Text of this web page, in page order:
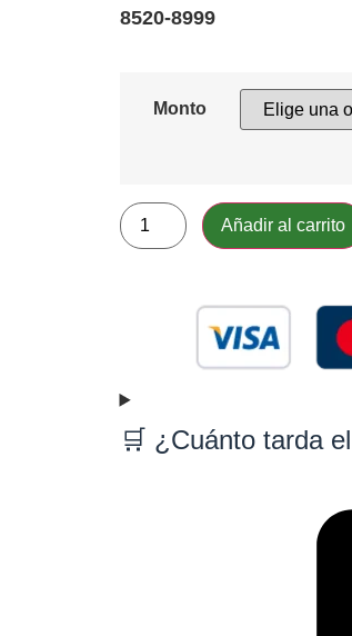
8520-8999
Monto
Añadir al carrito
🛒 ¿Cuánto tarda